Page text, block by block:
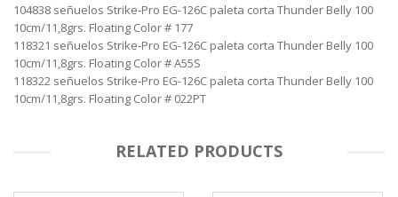
104838 señuelos Strike-Pro EG-126C paleta corta Thunder Belly 100
10cm/11,8grs. Floating Color # 177
118321 señuelos Strike-Pro EG-126C paleta corta Thunder Belly 100
10cm/11,8grs. Floating Color # A55S
118322 señuelos Strike-Pro EG-126C paleta corta Thunder Belly 100
10cm/11,8grs. Floating Color # 022PT
RELATED PRODUCTS